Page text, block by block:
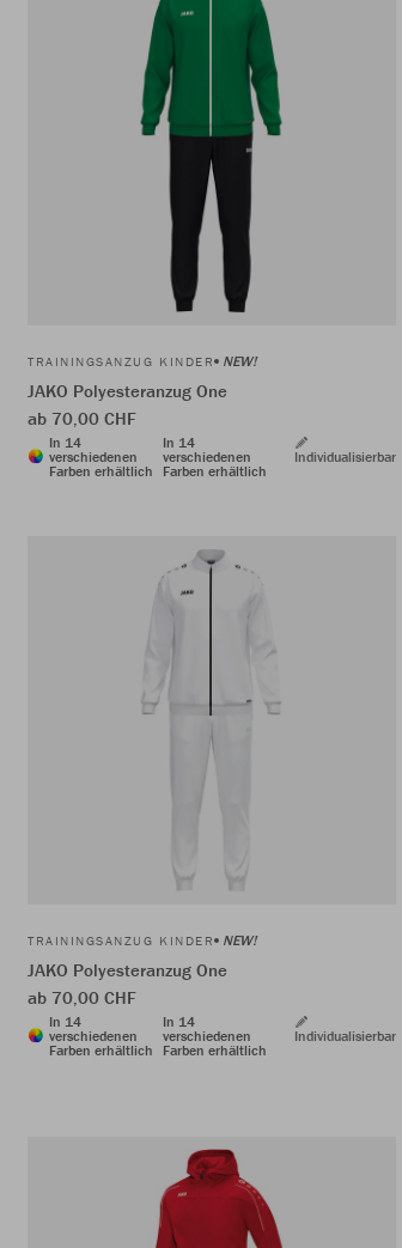
TRAININGSANZUG KINDER NEW!
JAKO Polyesteranzug One
ab 70,00 CHF
In 14
verschiedenen
Farben erhältlich
In 14
verschiedenen
Farben erhältlich
Individualisierbar
TRAININGSANZUG KINDER NEW!
JAKO Polyesteranzug One
ab 70,00 CHF
In 14
verschiedenen
Farben erhältlich
In 14
verschiedenen
Farben erhältlich
Individualisierbar